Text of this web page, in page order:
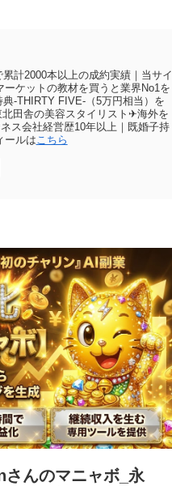
計2000本以上の成約実績｜当サ
ーケットの教材を買うと業界No1を
-THIRTY FIVE-（5万円相当）を
田舎の美容スタイリスト✈海外を
ス会社経営歴10年以上｜既婚子持
ールはこちら
さんのマニャボ_永